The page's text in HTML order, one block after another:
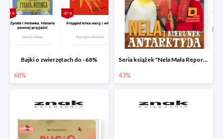
Bajki o zwierzętach do -68%
68%
Seria książek "Nela Mała Reporterka" do -43%
43%